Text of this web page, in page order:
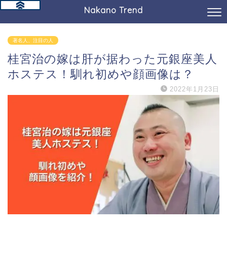
Nakano Trend
著名人、注目の人
桂宮治の嫁は肝が据わった元銀座美人
ホステス！馴れ初めや顔画像は？
2022年1月23日